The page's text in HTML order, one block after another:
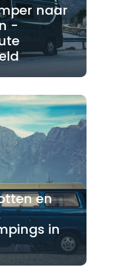
naar
-
en
in